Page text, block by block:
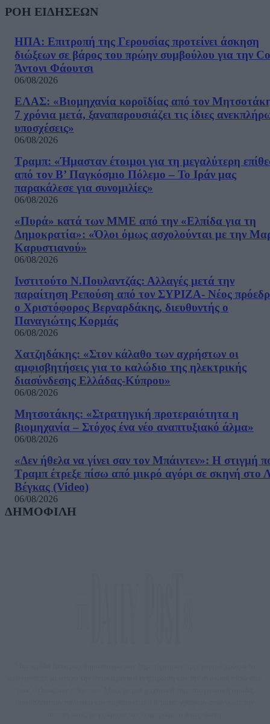
ΡΟΗ ΕΙΔΗΣΕΩΝ
ΗΠΑ: Επιτροπή της Γερουσίας προτείνει άσκηση
διώξεων σε βάρος του πρώην συμβούλου για την
Άντονι Φάουτσι
06/08/2026
ΕΛΑΣ: «Βιομηχανία κοροϊδίας από τον
7 χρόνια μετά, ξαναπαρουσιάζει τις ίδιες
υποσχέσεις»
06/08/2026
Τραμπ: «Ήμασταν έτοιμοι για τη μεγαλύτερη
από τον Β’ Παγκόσμιο Πόλεμο – Το Ιράν μας
παρακάλεσε για συνομιλίες»
06/08/2026
«Πυρά» κατά των ΜΜΕ από την «Ελπίδα για τη
Δημοκρατία»: «Όλοι όμως ασχολούνται με την
Καρυστιανού»
06/08/2026
Ινστιτούτο Ν.Πουλαντζάς: Αλλαγές μετά την
παραίτηση Ρεπούση από τον ΣΥΡΙΖΑ- Νέος
ο Χριστόφορος Βερναρδάκης, διευθυντής ο
Παναγιώτης Κορμάς
06/08/2026
Χατζηδάκης: «Στον κάλαθο των αχρήστων οι
αμφισβητήσεις για το καλώδιο της ηλεκτρικής
διασύνδεσης Ελλάδας-Κύπρου»
06/08/2026
Μητσοτάκης: «Στρατηγική προτεραιότητα η
βιομηχανία – Στόχος ένα νέο αναπτυξιακό άλμα»
06/08/2026
«Δεν ήθελα να γίνει σαν τον Μπάιντεν»: Η στιγμή
Τραμπ έτρεξε πίσω από μικρό αγόρι σε σκηνή στο
Βέγκας (Video)
06/08/2026
ΔΗΜΟΦΙΛΗ